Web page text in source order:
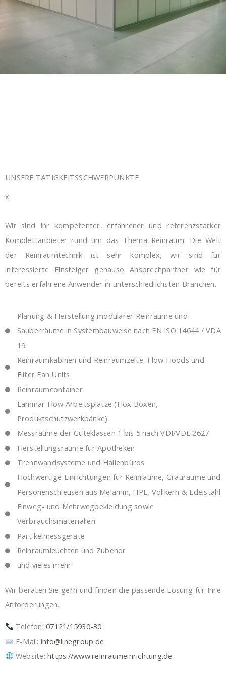
UNSERE TÄTIGKEITSSCHWERPUNKTE
x
Wir sind Ihr kompetenter, erfahrener und referenzstarker
Komplettanbieter rund um das Thema Reinraum. Die Welt
der Reinraumtechnik ist sehr komplex, wir sind für
interessierte Einsteiger genauso Ansprechpartner wie für
bereits erfahrene Anwender in unterschiedlichsten Branchen.
Planung & Herstellung modularer Reinräume und
Sauberräume in Systembauweise nach EN ISO 14644 / VDA
19
Reinraumkabinen und Reinraumzelte, Flow Hoods und
Filter Fan Units
Reinraumcontainer
Laminar Flow Arbeitsplätze (Flox Boxen,
Produktschutzwerkbänke)
Messräume der Güteklassen 1 bis 5 nach VDI/VDE 2627
Herstellungsräume für Apotheken
Trennwandsysteme und Hallenbüros
Hochwertige Einrichtungen für Reinräume, Grauräume und
Personenschleusen aus Melamin, HPL, Vollkern & Edelstahl
Einweg- und Mehrwegbekleidung sowie
Verbrauchsmaterialien
Partikelmessgeräte
Reinraumleuchten und Zubehör
und vieles mehr
Wir beraten Sie gern und finden die passende Lösung für Ihre
Anforderungen.
Telefon:07121/15930-30
E-Mail: info@linegroup.de
Website:https://www.reinraumeinrichtung.de